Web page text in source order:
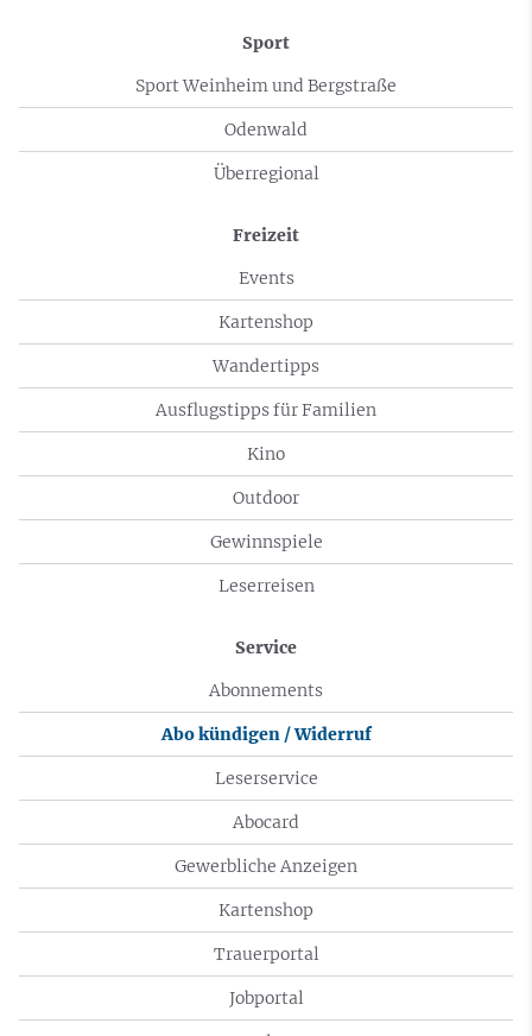
Sport
Sport Weinheim und Bergstraße
Odenwald
Überregional
Freizeit
Events
Kartenshop
Wandertipps
Ausflugstipps für Familien
Kino
Outdoor
Gewinnspiele
Leserreisen
Service
Abonnements
Abo kündigen / Widerruf
Leserservice
Abocard
Gewerbliche Anzeigen
Kartenshop
Trauerportal
Jobportal